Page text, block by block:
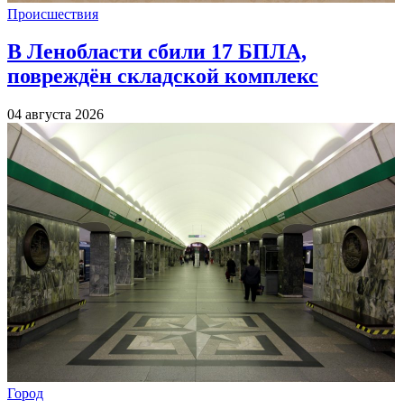
Происшествия
В Ленобласти сбили 17 БПЛА,
повреждён складской комплекс
04 августа 2026
Город